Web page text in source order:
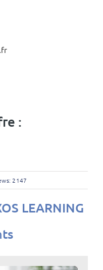
:
2147
LEARNING